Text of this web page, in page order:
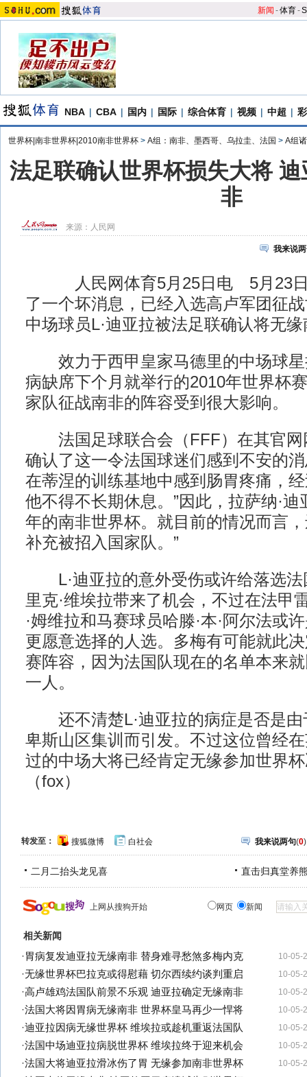
新闻 -体育-S
NBA | CBA | 国内 | 国际 | 综合体育 | 视频 | 中超 |
世界杯|南非世界杯|2010南非世界杯 > A组：南非、墨西哥、乌拉圭、法国 > A组
法足联确认世界杯损失大将
非
来源： 人民网
我来说
人民网体育5月25日电 5月23日
了一个坏消息，已经入选高卢军团征
中场球员L·迪亚拉被法足联确认将无
效力于西甲皇家马德里的中场球星
病缺席下个月就举行的2010年世界杯
家队征战南非的阵容受到很大影响。
法国足球联合会（FFF）在其官网
确认了这一令法国球迷们感到不安的
在蒂涅的训练基地中感到肠胃疼痛，
他不得不长期休息。”因此，拉萨纳·
年的南非世界杯。就目前的情况而言
补充被招入国家队。”
L·迪亚拉的意外受伤或许给落选法
里克·维埃拉带来了机会，不过在法甲
·姆维拉和马赛球员哈滕·本·阿尔法或
更愿意选择的人选。多梅有可能就此
赛阵容，因为法国队现在的名单本来
一人。
还不清楚L·迪亚拉的病症是否是由
卑斯山区集训而引发。不过这位曾经
过的中场大将已经肯定无缘参加世界
（fox）
转发至： 搜狐微博 白社会 我来说两句(0)
二月二抬头龙见喜 直击归真堂养
上网从搜狗开始 网页 新闻
相关新闻
10-05-
·胃病复发迪亚拉无缘南非 替身难寻愁煞多梅内克
10-05-
·无缘世界杯巴拉克或得慰藉 切尔西续约谈判重启
10-05-
·高卢雄鸡法国队前景不乐观 迪亚拉确定无缘南非
10-05-
·法国大将因胃病无缘南非 世界杯皇马再少一悍将
10-05-
·迪亚拉因病无缘世界杯 维埃拉或趁机重返法国队
10-05-
·法国中场迪亚拉病脱世界杯 维埃拉终于迎来机会
10-05-
·法国大将迪亚拉滑冰伤了胃 无缘参加南非世界杯